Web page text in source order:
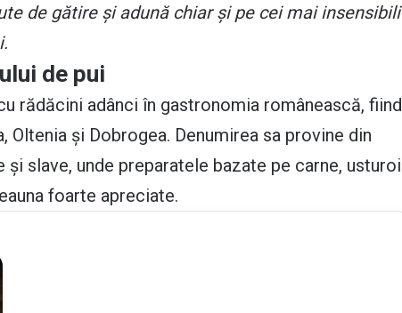
de gătire și adună chiar și pe cei mai insensibili
de pui
rădăcini adânci în gastronomia românească, fiind
Oltenia și Dobrogea. Denumirea sa provine din
și slave, unde preparatele bazate pe carne, usturoi
foarte apreciate.